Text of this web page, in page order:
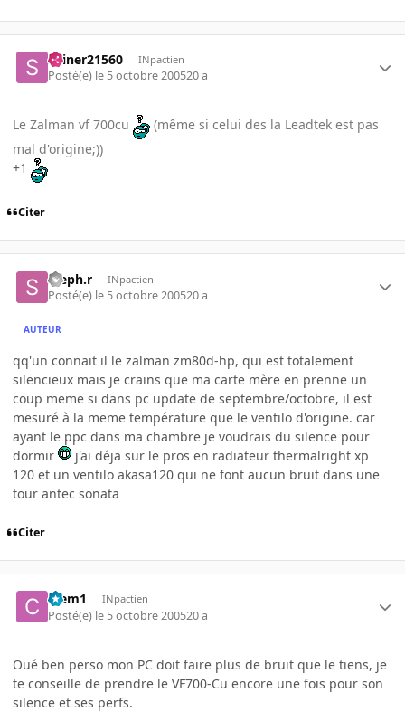
skiner21560 INpactien
Posté(e) le 5 octobre 200520 a
Le Zalman vf 700cu
(même si celui des la Leadtek est pas
mal d'origine;))
+1
Citer
steph.r INpactien
Posté(e) le 5 octobre 200520 a
AUTEUR
qq'un connait il le zalman zm80d-hp, qui est totalement
silencieux mais je crains que ma carte mère en prenne un
coup meme si dans pc update de septembre/octobre, il est
mesuré à la meme température que le ventilo d'origine. car
ayant le ppc dans ma chambre je voudrais du silence pour
dormir
j'ai déja sur le pros en radiateur thermalright xp
120 et un ventilo akasa120 qui ne font aucun bruit dans une
tour antec sonata
Citer
Clem1 INpactien
Posté(e) le 5 octobre 200520 a
Oué ben perso mon PC doit faire plus de bruit que le tiens, je
te conseille de prendre le VF700-Cu encore une fois pour son
silence et ses perfs.